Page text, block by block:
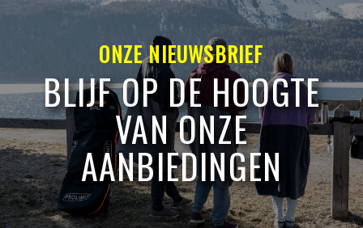
ONZE NIEUWSBRIEF
BLIJF OP DE HOOGTE
VAN ONZE
AANBIEDINGEN